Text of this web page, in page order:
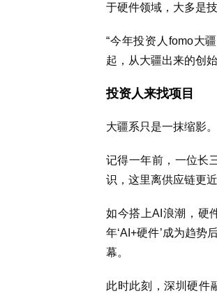
于硬件领域，大多是
“今年投资人fomo大
起，从大疆出来的创
投资人来找项目
大疆系只是一抹缩影。
记得一年前，一位长
识，这里离供应链更
如今搭上AI浪潮，硬
年‘AI+硬件’成为趋势
幕。
此时此刻，深圳硬件